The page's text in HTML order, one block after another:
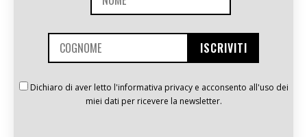
Dichiaro di aver letto l'informativa privacy e acconsento all'uso dei
miei dati per ricevere la newsletter.